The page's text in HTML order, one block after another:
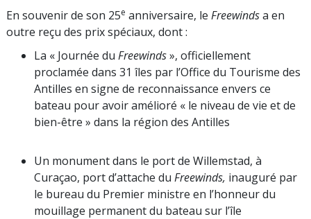
En souvenir de son 25e anniversaire, le Freewindsa en
outre reçu des prix spéciaux, dont :
La « Journée du Freewinds», officiellement
proclamée dans 31 îles par l’Office du Tourisme des
Antilles en signe de reconnaissance envers ce
bateau pour avoir amélioré « le niveau de vie et de
bien-être » dans la région des Antilles
Un monument dans le port de Willemstad, à
Curaçao, port d’attache du Freewinds, inauguré par
le bureau du Premier ministre en l’honneur du
mouillage permanent du bateau sur l’île